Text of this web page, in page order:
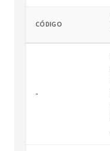
CÓDIGO
-